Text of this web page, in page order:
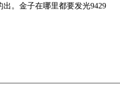
。金子在哪里都要发光9429